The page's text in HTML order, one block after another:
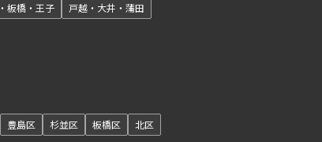
板橋・王子 戸越・大井・蒲田
豊島区 杉並区 板橋区
北区